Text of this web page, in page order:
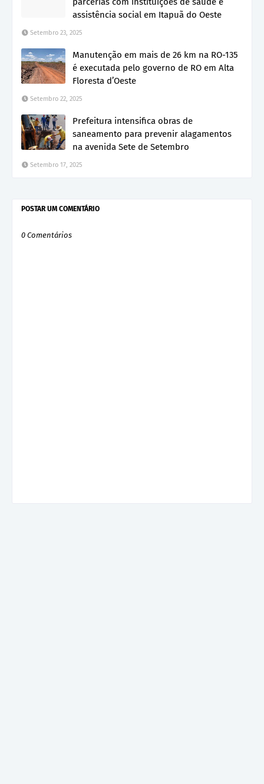
assistência social em Itapuã do Oeste
Setembro 23, 2025
Manutenção em mais de 26 km na RO-135
é executada pelo governo de RO em Alta
Floresta d’Oeste
Setembro 22, 2025
Prefeitura intensifica obras de
saneamento para prevenir alagamentos
na avenida Sete de Setembro
Setembro 17, 2025
POSTAR UM COMENTÁRIO
0 Comentários